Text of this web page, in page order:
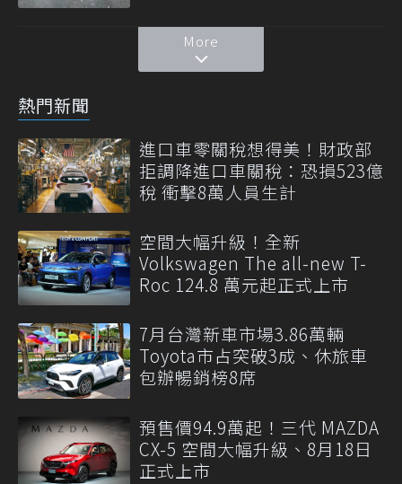
More
熱門新聞
進口車零關稅想得美！財政部
拒調降進口車關稅：恐損523億
稅 衝擊8萬人員生計
空間大幅升級！全新
Volkswagen The all-new T-
Roc 124.8 萬元起正式上市
7月台灣新車市場3.86萬輛
Toyota市占突破3成、休旅車
包辦暢銷榜8席
預售價94.9萬起！三代 MAZDA
CX-5 空間大幅升級、8月18日
正式上市